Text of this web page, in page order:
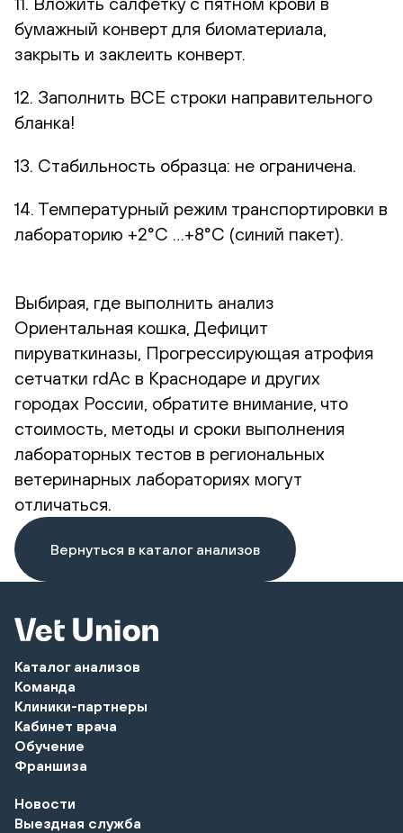
бумажный конверт для биоматериала,
закрыть и заклеить конверт.
12. Заполнить ВСЕ строки направительного
бланка!
13. Стабильность образца: не ограничена.
14. Температурный режим транспортировки в
лабораторию +2°С …+8°С (синий пакет).
Выбирая, где выполнить анализ
Ориентальная кошка, Дефицит
пируваткиназы, Прогрессирующая атрофия
сетчатки rdAc в Краснодаре и других
городах России, обратите внимание, что
стоимость, методы и сроки выполнения
лабораторных тестов в региональных
ветеринарных лабораториях могут
отличаться.
Вернуться в каталог анализов
Каталог анализов
Команда
Клиники-партнеры
Кабинет врача
Обучение
Франшиза
Новости
Выездная служба